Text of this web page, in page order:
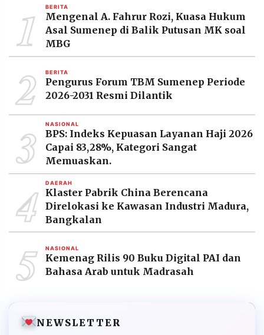
PT.
RESOLUSI
MEDIA
PRAMUDITA
©
Resolusi.co
2026
PT.
RESOLUSI
MEDIA
PRAMUDITA
1 BERITA
Mengenal A. Fahrur Rozi, Kuasa Hukum
Asal Sumenep di Balik Putusan MK soal
MBG
2 BERITA
Pengurus Forum TBM Sumenep Periode
2026-2031 Resmi Dilantik
3 NASIONAL
BPS: Indeks Kepuasan Layanan Haji 2026
Capai 83,28%, Kategori Sangat
Memuaskan.
4 DAERAH
Klaster Pabrik China Berencana
Direlokasi ke Kawasan Industri Madura,
Bangkalan
5 NASIONAL
Kemenag Rilis 90 Buku Digital PAI dan
Bahasa Arab untuk Madrasah
NEWSLETTER